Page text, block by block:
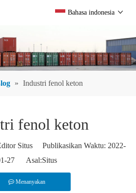
Bahasa indonesia
» Industri fenol keton
fenol keton
Situs Publikasikan Waktu: 2022-
27 Asal:Situs
Menanyakan